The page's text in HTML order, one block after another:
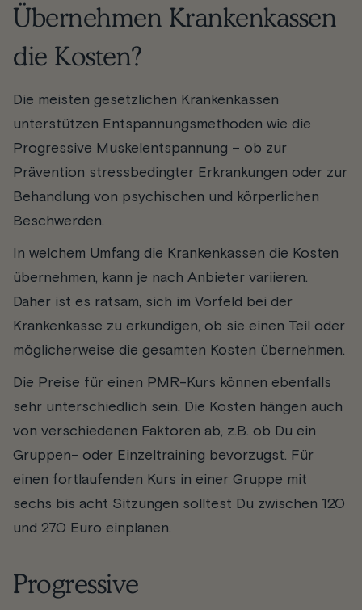
Übernehmen Krankenkassen
die Kosten?
Die meisten gesetzlichen Krankenkassen
unterstützen Entspannungsmethoden wie die
Progressive Muskelentspannung – ob zur
Prävention stressbedingter Erkrankungen oder zur
Behandlung von psychischen und körperlichen
Beschwerden.
In welchem Umfang die Krankenkassen die Kosten
übernehmen, kann je nach Anbieter variieren.
Daher ist es ratsam, sich im Vorfeld bei der
Krankenkasse zu erkundigen, ob sie einen Teil oder
möglicherweise die gesamten Kosten übernehmen.
Die Preise für einen PMR-Kurs können ebenfalls
sehr unterschiedlich sein. Die Kosten hängen auch
von verschiedenen Faktoren ab, z.B. ob Du ein
Gruppen- oder Einzeltraining bevorzugst. Für
einen fortlaufenden Kurs in einer Gruppe mit
sechs bis acht Sitzungen solltest Du zwischen 120
und 270 Euro einplanen.
Progressive